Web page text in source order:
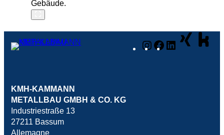
Instagram
Facebook
LinkedIn
KMH-KAMMANN
METALLBAU GMBH & CO. KG
Industriestraße 13
27211 Bassum
Allemagne